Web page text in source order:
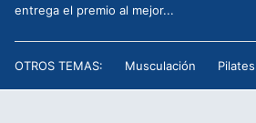
entrega el premio al mejor...
OTROS TEMAS: Musculación Pilates